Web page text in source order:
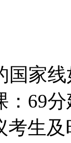
国家
：69
考生